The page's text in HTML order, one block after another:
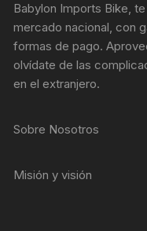
Babylon Imports Bike,
mercado nacional, con
formas de pago.
olvídate de las
en el extranjero.
Sobre Nosotros
Misión y visión